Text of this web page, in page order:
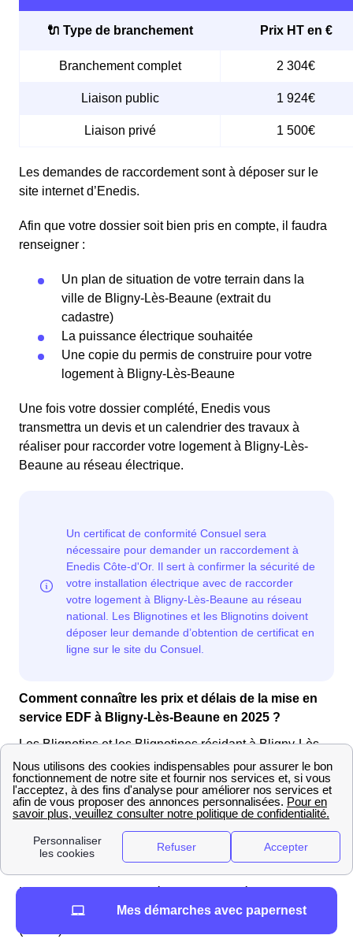
🔌 Type de branchement Prix HT en €
Branchement complet 2 304€
Liaison public 1 924€
Liaison privé 1 500€
Les demandes de raccordement sont à déposer sur le
site internet d’Enedis.
Afin que votre dossier soit bien pris en compte, il faudra
renseigner :
Un plan de situation de votre terrain dans la
ville de Bligny-Lès-Beaune (extrait du
cadastre)
La puissance électrique souhaitée
Une copie du permis de construire pour votre
logement à Bligny-Lès-Beaune
Une fois votre dossier complété, Enedis vous
transmettra un devis et un calendrier des travaux à
réaliser pour raccorder votre logement à Bligny-Lès-
Beaune au réseau électrique.
Comment connaître les prix et délais de la mise en
service EDF à Bligny-Lès-Beaune en 2025 ?
Les Blignotins et les Blignotines résidant à Bligny-Lès-
Beaune (21200) bénéficient de tarifs de mise en service
fixés par les autorités, les mêmes pour tous les
fournisseurs d'énergie. Les frais de mise en service de
l'électricité, différents en fonction de l'urgence, doivent
être réglés à Enedis. Quant au gaz, les frais sont à régler
auprès de GRDF, le gestionnaire du réseau de gaz.
Les tableaux suivants présentent les différentes options
de mise en service disponibles à Bligny-Lès-Beaune
(21200) :
Mes démarches avec papernest